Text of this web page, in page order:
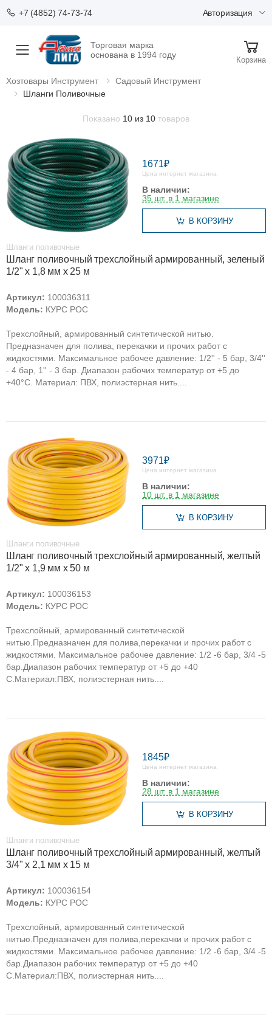
+7 (4852) 74-73-74 Авторизация
Меню
Торговая марка
основана в 1994 году
Корзина
Хозтовары Инструмент
Садовый Инструмент
Шланги Поливочные
Показано 10 из 10 товаров
1671₽
Цена интернет магазина
В наличии:
35 шт. в 1 магазине
В КОРЗИНУ
Шланги поливочные
Шланг поливочный трехслойный армированный, зеленый
1/2" х 1,8 мм х 25 м
Артикул: 100036311
Модель: КУРС РОС
Трехслойный, армированный синтетической нитью.
Предназначен для полива, перекачки и прочих работ с
жидкостями. Максимальное рабочее давление: 1/2'' - 5 бар, 3/4''
- 4 бар, 1'' - 3 бар. Диапазон рабочих температур от +5 до
+40°С. Материал: ПВХ, полиэстерная нить....
3971₽
Цена интернет магазина
В наличии:
10 шт. в 1 магазине
В КОРЗИНУ
Шланги поливочные
Шланг поливочный трехслойный армированный, желтый
1/2" х 1,9 мм х 50 м
Артикул: 100036153
Модель: КУРС РОС
Трехслойный, армированный синтетической
нитью.Предназначен для полива,перекачки и прочих работ с
жидкостями. Максимальное рабочее давление: 1/2 -6 бар, 3/4 -5
бар.Диапазон рабочих температур от +5 до +40
С.Материал:ПВХ, полиэстерная нить....
1845₽
Цена интернет магазина
В наличии:
28 шт. в 1 магазине
В КОРЗИНУ
Шланги поливочные
Шланг поливочный трехслойный армированный, желтый
3/4" х 2,1 мм х 15 м
Артикул: 100036154
Модель: КУРС РОС
Трехслойный, армированный синтетической
нитью.Предназначен для полива,перекачки и прочих работ с
жидкостями. Максимальное рабочее давление: 1/2 -6 бар, 3/4 -5
бар.Диапазон рабочих температур от +5 до +40
С.Материал:ПВХ, полиэстерная нить....